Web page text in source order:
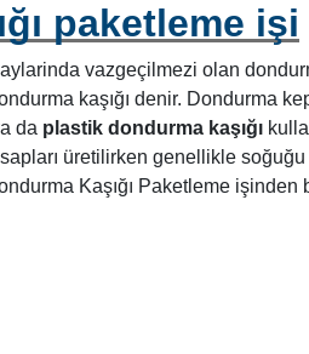
paketleme işi
vazgeçilmezi olan
kaşığı denir. Dondurma
da plastik dondurma kaşığı
üretilirken genellikle
Kaşığı Paketleme işinden